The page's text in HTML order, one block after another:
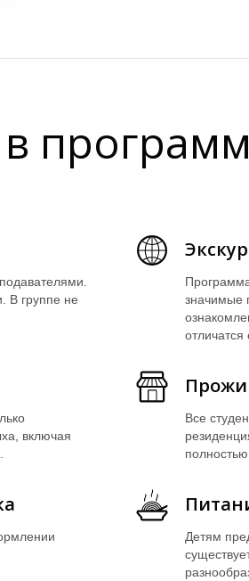
В группе не
значимые
включая
Все
Детям